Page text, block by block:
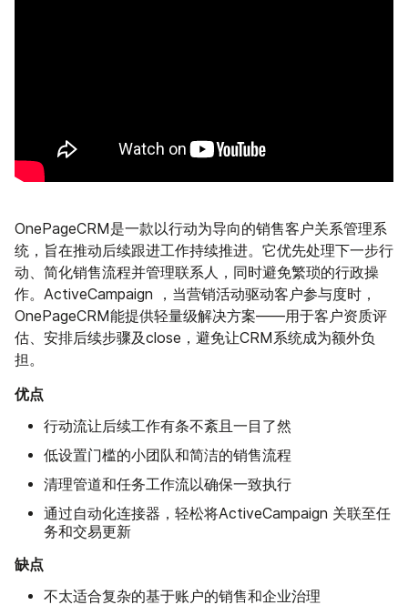
OnePageCRM是一款以行动为导向的销售客户关系管理系
统，旨在推动后续跟进工作持续推进。它优先处理下一步行
动、简化销售流程并管理联系人，同时避免繁琐的行政操
作。ActiveCampaign ，当营销活动驱动客户参与度时，
OnePageCRM能提供轻量级解决方案——用于客户资质评
估、安排后续步骤及close，避免让CRM系统成为额外负
担。
优点
行动流让后续工作有条不紊且一目了然
低设置门槛的小团队和简洁的销售流程
清理管道和任务工作流以确保一致执行
通过自动化连接器，轻松将ActiveCampaign 关联至任
务和交易更新
缺点
不太适合复杂的基于账户的销售和企业治理